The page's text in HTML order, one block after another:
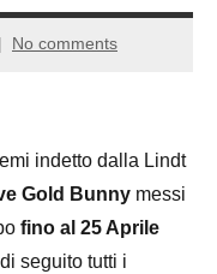
No comments
indetto dalla Lindt
Gold Bunny messi
fino al 25 Aprile
seguito tutti i